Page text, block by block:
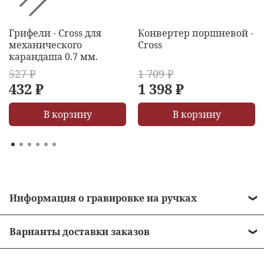
Грифели - Cross для
механического
карандаша 0.7 мм.
527 ₽
432 ₽
В корзину
Конвертер поршневой -
Cross
1 709 ₽
1 398 ₽
В корзину
Информация о гравировке на ручках
• Бесплатная гравировка на ручках от 10 000
Варианты доставки заказов